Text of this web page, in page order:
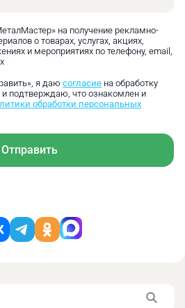
на получение рекламно-
о товарах, услугах, акциях,
и мероприятиях по телефону, email,
я даю согласие на обработку
подтверждаю, что ознакомлен и
обработки персональных
Отправить